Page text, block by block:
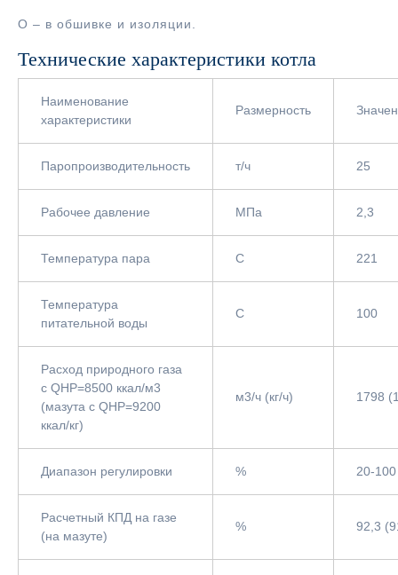
О – в обшивке и изоляции.
Технические характеристики котла
Наименование
характеристики
Размерность
Паропроизводительность т/ч 25
Рабочее давление МПа 2,3
Температура пара С 221
Температура
питательной воды
С 100
Расход природного газа
с QНР=8500 ккал/м3
(мазута с QНР=9200
ккал/кг)
м3/ч (кг/ч) 1798
Диапазон регулировки % 20-100
Расчетный КПД на газе
(на мазуте)
% 92,3